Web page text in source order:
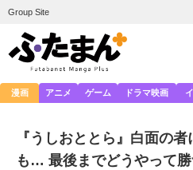
Group Site
漫画 アニメ ゲーム ドラマ映画
『うしおととら』白面の
も… 最後までどうやって